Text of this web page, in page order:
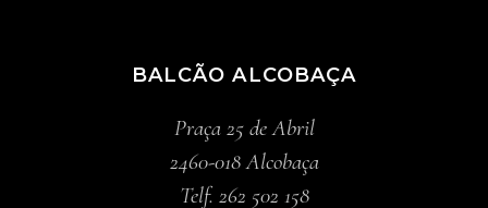
BALCÃO ALCOBAÇA
Praça 25 de Abril
2460-018 Alcobaça
Telf. 262 502 158